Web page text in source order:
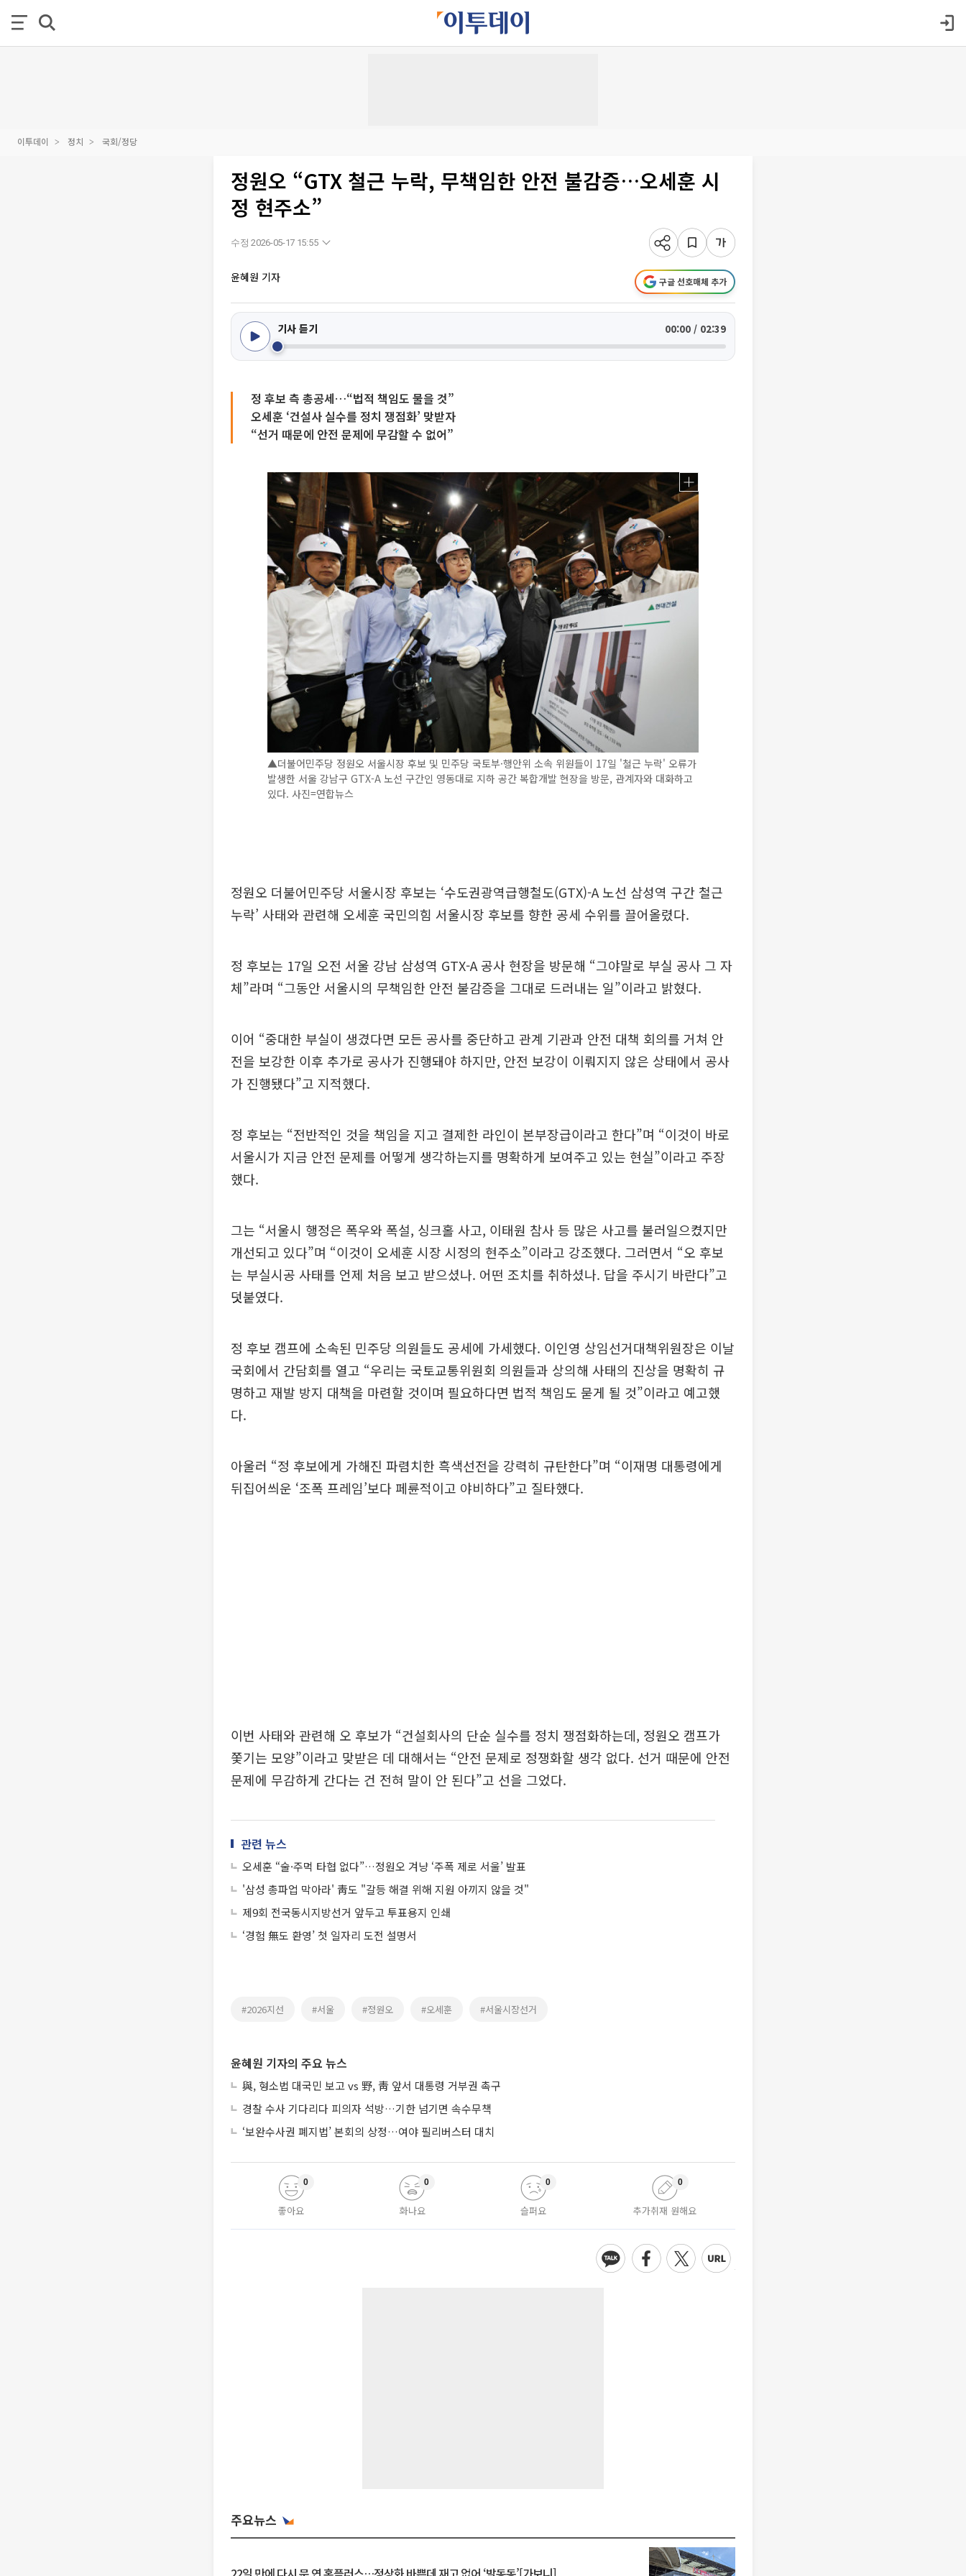
이투데이 정치 국회/정당
정원오 “GTX 철근 누락, 무책임한 안전 불감증…오세훈 시
정 현주소”
수정 2026-05-17 15:55
윤혜원 기자 구글 선호매체 추가
기사 듣기 00:00 / 02:39
정 후보 측 총공세…“법적 책임도 물을 것”
오세훈 ‘건설사 실수를 정치 쟁점화’ 맞받자
“선거 때문에 안전 문제에 무감할 수 없어”
▲더불어민주당 정원오 서울시장 후보 및 민주당 국토부·행안위 소속 위원들이 17일 '철근 누락' 오류가
발생한 서울 강남구 GTX-A 노선 구간인 영동대로 지하 공간 복합개발 현장을 방문, 관계자와 대화하고
있다. 사진=연합뉴스
정원오 더불어민주당 서울시장 후보는 ‘수도권광역급행철도(GTX)-A 노선 삼성역 구간 철근
누락’ 사태와 관련해 오세훈 국민의힘 서울시장 후보를 향한 공세 수위를 끌어올렸다.
정 후보는 17일 오전 서울 강남 삼성역 GTX-A 공사 현장을 방문해 “그야말로 부실 공사 그 자
체”라며 “그동안 서울시의 무책임한 안전 불감증을 그대로 드러내는 일”이라고 밝혔다.
이어 “중대한 부실이 생겼다면 모든 공사를 중단하고 관계 기관과 안전 대책 회의를 거쳐 안
전을 보강한 이후 추가로 공사가 진행돼야 하지만, 안전 보강이 이뤄지지 않은 상태에서 공사
가 진행됐다”고 지적했다.
정 후보는 “전반적인 것을 책임을 지고 결제한 라인이 본부장급이라고 한다”며 “이것이 바로
서울시가 지금 안전 문제를 어떻게 생각하는지를 명확하게 보여주고 있는 현실”이라고 주장
했다.
그는 “서울시 행정은 폭우와 폭설, 싱크홀 사고, 이태원 참사 등 많은 사고를 불러일으켰지만
개선되고 있다”며 “이것이 오세훈 시장 시정의 현주소”이라고 강조했다. 그러면서 “오 후보
는 부실시공 사태를 언제 처음 보고 받으셨나. 어떤 조치를 취하셨나. 답을 주시기 바란다”고
덧붙였다.
정 후보 캠프에 소속된 민주당 의원들도 공세에 가세했다. 이인영 상임선거대책위원장은 이날
국회에서 간담회를 열고 “우리는 국토교통위원회 의원들과 상의해 사태의 진상을 명확히 규
명하고 재발 방지 대책을 마련할 것이며 필요하다면 법적 책임도 묻게 될 것”이라고 예고했
다.
아울러 “정 후보에게 가해진 파렴치한 흑색선전을 강력히 규탄한다”며 “이재명 대통령에게
뒤집어씌운 ‘조폭 프레임’보다 페륜적이고 야비하다”고 질타했다.
이번 사태와 관련해 오 후보가 “건설회사의 단순 실수를 정치 쟁점화하는데, 정원오 캠프가
쫓기는 모양”이라고 맞받은 데 대해서는 “안전 문제로 정쟁화할 생각 없다. 선거 때문에 안전
문제에 무감하게 간다는 건 전혀 말이 안 된다”고 선을 그었다.
관련 뉴스
오세훈 “술·주먹 타협 없다”…정원오 겨냥 ‘주폭 제로 서울’ 발표
'삼성 총파업 막아라' 靑도 "갈등 해결 위해 지원 아끼지 않을 것"
제9회 전국동시지방선거 앞두고 투표용지 인쇄
‘경험 無도 환영’ 첫 일자리 도전 설명서
#2026지선 #서울 #정원오 #오세훈 #서울시장선거
윤혜원 기자의 주요 뉴스
與, 형소법 대국민 보고 vs 野, 靑 앞서 대통령 거부권 촉구
경찰 수사 기다리다 피의자 석방…기한 넘기면 속수무책
‘보완수사권 폐지법’ 본회의 상정…여야 필리버스터 대치
좋아요
0
화나요
0
슬퍼요
0
추가취재 원해요
0
주요뉴스